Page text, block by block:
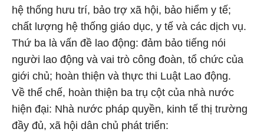
hệ thống hưu trí, bảo trợ xã hội, bảo hiểm y tế;
chất lượng hệ thống giáo dục, y tế và các dịch vụ.
Thứ ba là vấn đề lao động: đảm bảo tiếng nói
người lao động và vai trò công đoàn, tổ chức của
giới chủ; hoàn thiện và thực thi Luật Lao động.
Về thể chế, hoàn thiện ba trụ cột của nhà nước
hiện đại: Nhà nước pháp quyền, kinh tế thị trường
đầy đủ, xã hội dân chủ phát triển: